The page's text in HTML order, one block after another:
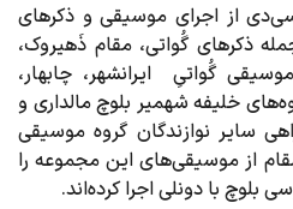
از اجرای موسیقی و ذکرهای
ذکرهای گُواتی، مقام ذَهیروک،
گُواتیِ ایرانشهر، چابهار،
خلیفه شهمیر بلوچ مالداری و
سایر نوازندگان گروه موسیقی
از موسیقی‌های این مجموعه را
بلوچ با دونلی اجرا کرده‌اند.